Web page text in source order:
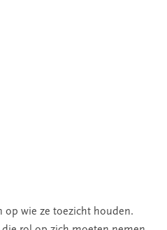
op wie ze toezicht houden.